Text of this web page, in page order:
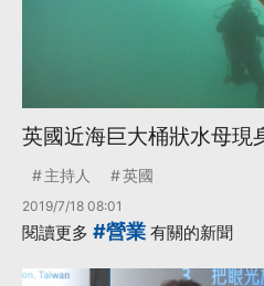
英國近海巨大桶狀水母現
主持人 英國
2019/7/18 08:01
閱讀更多 #營業 有關的新聞